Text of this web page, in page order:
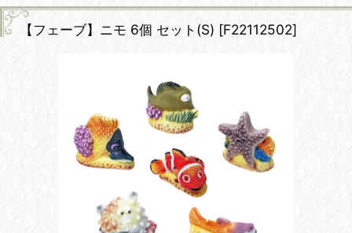
【フェーブ】ニモ 6個 セット(S) [F22112502]